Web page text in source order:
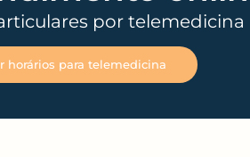
por
horários para telemedicina